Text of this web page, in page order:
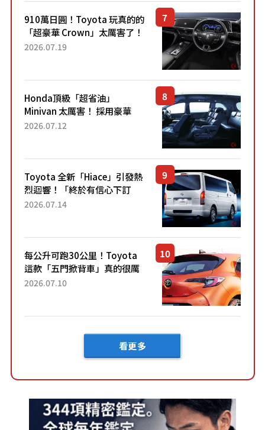
910萬日圓！Toyota 玩真的的
「超豪華 Crown」太厲害了！
採用由「匠人技藝」打造的
2026.07.19
Honda頂級「超省油」
Minivan 太厲害！ 採用豪華
「真皮座椅」與專屬「黑色內
「三...
2026.07.12
Toyota 全新「Hiace」引發熱
烈迴響！「終於有信心下訂
了！」「哪個等級交車最
車？...
2026.07.14
每公升可跑30公里！Toyota
這款「五門掀背車」真的很厲
害！ 擁有全長4.3公尺的「剛剛
2026.07.10
看更多